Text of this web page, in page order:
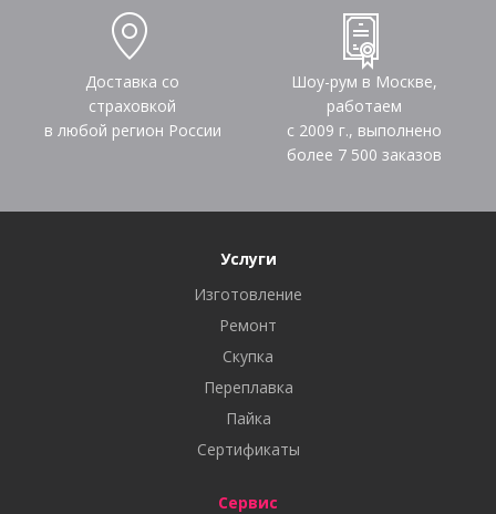
Доставка со
страховкой
в любой регион России
Шоу-рум в Москве,
работаем
с 2009 г., выполнено
более 7 500 заказов
Услуги
Изготовление
Ремонт
Скупка
Переплавка
Пайка
Сертификаты
Сервис